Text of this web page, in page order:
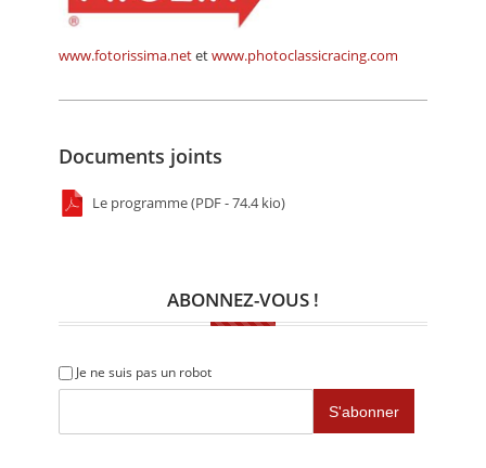
www.fotorissima.netetwww.photoclassicracing.com
Documents joints
Le programme (PDF - 74.4 kio)
ABONNEZ-VOUS !
Je ne suis pas un robot